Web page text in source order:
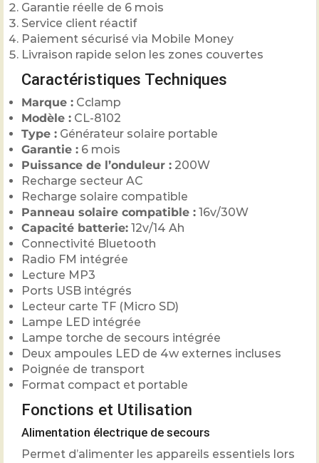
Garantie réelle de 6 mois
Service client réactif
Paiement sécurisé via Mobile Money
Livraison rapide selon les zones couvertes
Caractéristiques Techniques
Marque : Cclamp
Modèle : CL-8102
Type : Générateur solaire portable
Garantie : 6 mois
Puissance de l’onduleur : 200W
Recharge secteur AC
Recharge solaire compatible
Panneau solaire compatible : 16v/30W
Capacité batterie: 12v/14 Ah
Connectivité Bluetooth
Radio FM intégrée
Lecture MP3
Ports USB intégrés
Lecteur carte TF (Micro SD)
Lampe LED intégrée
Lampe torche de secours intégrée
Deux ampoules LED de 4w externes incluses
Poignée de transport
Format compact et portable
Fonctions et Utilisation
Alimentation électrique de secours
Permet d’alimenter les appareils essentiels lors